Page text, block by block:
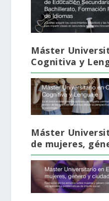
Máster
Cognitiva y
Máster
de mujeres,